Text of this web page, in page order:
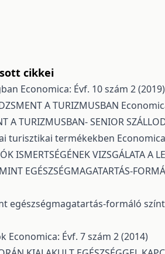
cikkei
Economica: Évf. 10 szám 2 (2019)
A TURIZMUSBAN
A TURIZMUSBAN- SENIOR
turisztikai termékekben
ISMERTSÉGÉNEK VIZSGÁLATA A
EGÉSZSÉGMAGATARTÁS-
egészségmagatartás-formáló
Economica: Évf. 7 szám 2 (2014)